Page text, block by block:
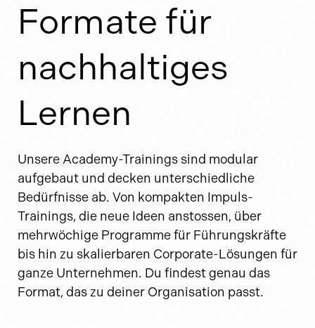
Formate für
nachhaltiges
Lernen
Unsere Academy-Trainings sind modular
aufgebaut und decken unterschiedliche
Bedürfnisse ab. Von kompakten Impuls-
Trainings, die neue Ideen anstossen, über
mehrwöchige Programme für Führungskräfte
bis hin zu skalierbaren Corporate-Lösungen für
ganze Unternehmen. Du findest genau das
Format, das zu deiner Organisation passt.